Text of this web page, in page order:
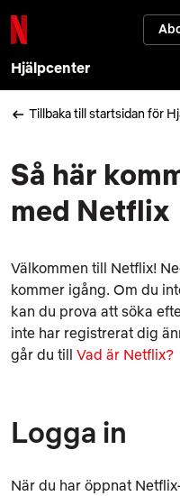
Hjälpcenter
Tillbaka till startsidan för
Så här
med Netflix
Välkommen till Netflix!
kommer igång. Om du
kan du prova att söka
inte har registrerat dig
går du till Vad är Netflix?
Logga in
När du har öppnat